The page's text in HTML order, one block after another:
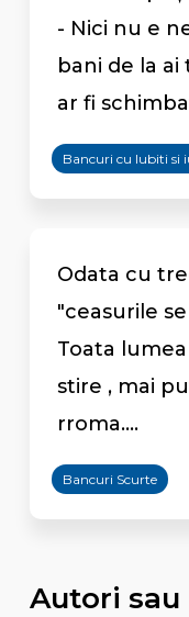
- Nici nu e
bani de la
ar fi
Bancuri cu Iubiti si
Odata cu
"ceasurile
Toata
stire , mai
rroma....
Bancuri Scurte
Autori sau